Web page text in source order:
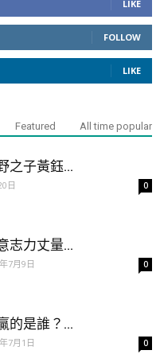
LIKE
FOLLOW
LIKE
Featured All time popular
之子黃鈺...
日 0
志力丈量...
7月9日 0
的是誰？...
7月1日 0